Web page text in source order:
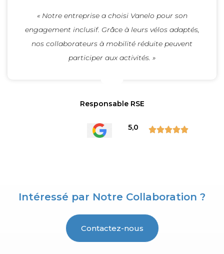
« Notre entreprise a choisi Vanelo pour son
engagement inclusif. Grâce à leurs vélos adaptés,
nos collaborateurs à mobilité réduite peuvent
participer aux activités. »
Responsable RSE
5,0 
Intéressé par Notre Collaboration ?
Contactez-nous